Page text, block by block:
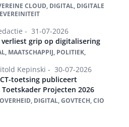
CLOUD, DIGITAL, DIGITALE
- 31-07-2026
verliest grip op digitalisering
MAATSCHAPPIJ, POLITIEK,
Kepinski - 30-07-2026
toetsing publiceert
Projecten 2026
DIGITAL, GOVTECH, CIO